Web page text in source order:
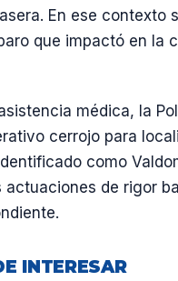
En ese contexto
que impactó en la
médica, la
cerrojo para
como
actuaciones de rigor
INTERESAR